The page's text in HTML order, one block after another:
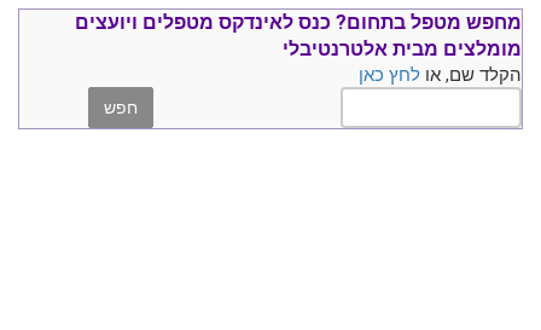
מחפש מטפל בתחום? כנס לאינדקס מטפלים ויועצים
מומלצים מבית אלטרנטיבלי
הקלד שם, או לחץ כאן